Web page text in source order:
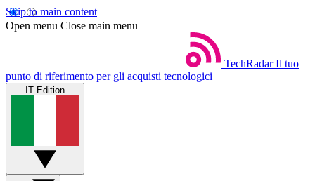
Skip to main content
Open menu Close main menu
TechRadar Il tuo
punto di riferimento per gli acquisti tecnologici
IT Edition